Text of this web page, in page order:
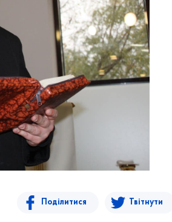
Поділитися Твітнути